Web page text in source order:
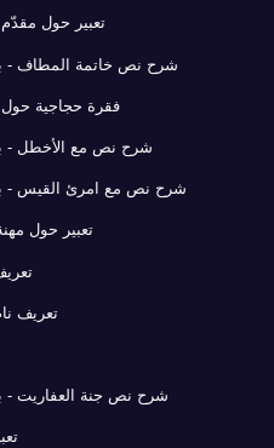
تعبير حول
شرح نص خاتمة المطاف -
فقرة حجاجية
شرح نص مع الأخطل -
شرح نص مع امرئ القيس -
تعبير حول
تعريف
شرح نص جنة العفاريت -